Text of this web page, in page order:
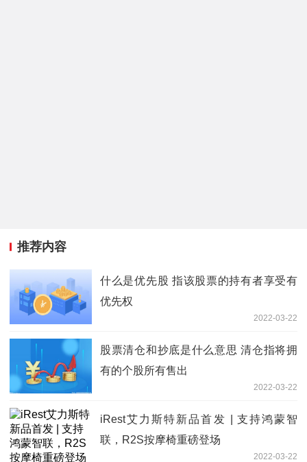
推荐内容
什么是优先股 指该股票的持有者享受有
优先权
2022-03-22
股票清仓和抄底是什么意思 清仓指将拥
有的个股所有售出
2022-03-22
iRest艾力斯特新品首发 | 支持鸿蒙智
联，R2S按摩椅重磅登场
2022-03-22